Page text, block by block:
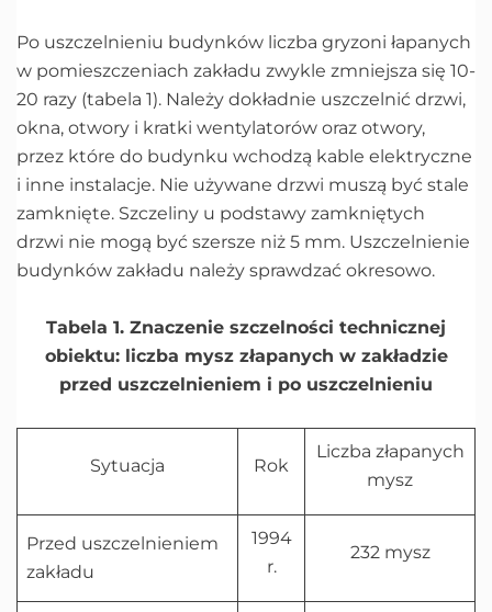
Po uszczelnieniu budynków liczba gryzoni łapanych
w pomieszczeniach zakładu zwykle zmniejsza się 10-
20 razy (tabela 1). Należy dokładnie uszczelnić drzwi,
okna, otwory i kratki wentylatorów oraz otwory,
przez które do budynku wchodzą kable elektryczne
i inne instalacje. Nie używane drzwi muszą być stale
zamknięte. Szczeliny u podstawy zamkniętych
drzwi nie mogą być szersze niż 5 mm. Uszczelnienie
budynków zakładu należy sprawdzać okresowo.
Tabela 1. Znaczenie szczelności technicznej
obiektu: liczba mysz złapanych w zakładzie
przed uszczelnieniem i po uszczelnieniu
Sytuacja Rok
Liczba złapanych
mysz
Przed uszczelnieniem
zakładu
1994
r.
232 mysz